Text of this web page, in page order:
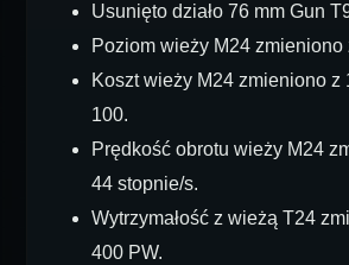
Usunięto działo 76 mm Gun
Poziom wieży M24 zmieniono
Koszt wieży M24 zmieniono z
100.
Prędkość obrotu wieży M24
44 stopnie/s.
Wytrzymałość z wieżą T24
400 PW.